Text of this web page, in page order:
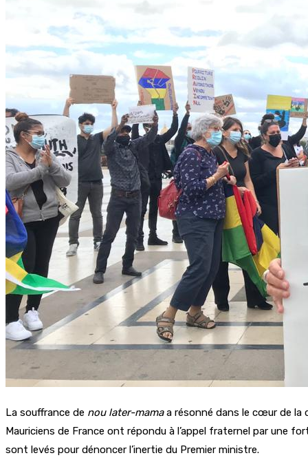
La souffrance de nou later-mamaa résonné dans le cœur de la
Mauriciens de France ont répondu à l’appel fraternel par une
sont levés pour dénoncer l’inertie du Premier ministre.